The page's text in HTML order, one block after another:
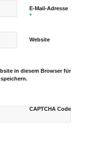
E-Mail-Adresse
*
Website
in diesem Browser für
CAPTCHA Code